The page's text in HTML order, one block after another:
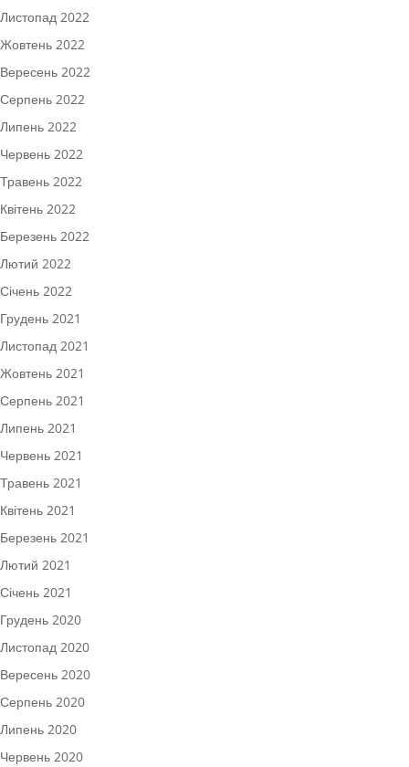
Листопад 2022
Жовтень 2022
Вересень 2022
Серпень 2022
Липень 2022
Червень 2022
Травень 2022
Квітень 2022
Березень 2022
Лютий 2022
Січень 2022
Грудень 2021
Листопад 2021
Жовтень 2021
Серпень 2021
Липень 2021
Червень 2021
Травень 2021
Квітень 2021
Березень 2021
Лютий 2021
Січень 2021
Грудень 2020
Листопад 2020
Вересень 2020
Серпень 2020
Липень 2020
Червень 2020